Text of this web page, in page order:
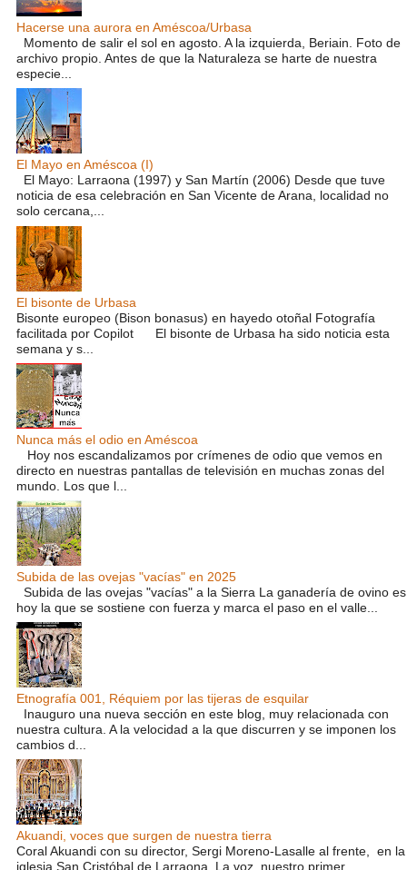
Hacerse una aurora en Améscoa/Urbasa
Momento de salir el sol en agosto. A la izquierda, Beriain. Foto de
archivo propio. Antes de que la Naturaleza se harte de nuestra
especie...
El Mayo en Améscoa (I)
El Mayo: Larraona (1997) y San Martín (2006) Desde que tuve
noticia de esa celebración en San Vicente de Arana, localidad no
solo cercana,...
El bisonte de Urbasa
Bisonte europeo (Bison bonasus) en hayedo otoñal Fotografía
facilitada por Copilot El bisonte de Urbasa ha sido noticia esta
semana y s...
Nunca más el odio en Améscoa
Hoy nos escandalizamos por crímenes de odio que vemos en
directo en nuestras pantallas de televisión en muchas zonas del
mundo. Los que l...
Subida de las ovejas "vacías" en 2025
Subida de las ovejas "vacías" a la Sierra La ganadería de ovino es
hoy la que se sostiene con fuerza y marca el paso en el valle...
Etnografía 001, Réquiem por las tijeras de esquilar
Inauguro una nueva sección en este blog, muy relacionada con
nuestra cultura. A la velocidad a la que discurren y se imponen los
cambios d...
Akuandi, voces que surgen de nuestra tierra
Coral Akuandi con su director, Sergi Moreno-Lasalle al frente, en la
iglesia San Cristóbal de Larraona. La voz, nuestro primer